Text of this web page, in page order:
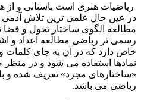
ریاضیات هنری است باستانی و از
در عین حال علمی ترین تلاش
مطالعه الگوی ساختار تحول و
رسمی تر ریاضی مطالعه اعداد و
خاص دارد که در آن به جای کلمات
نمادها استفاده می شود و در منظر
«ساختارهای مجرد» تعریف شده و
ریاضی می باشد.